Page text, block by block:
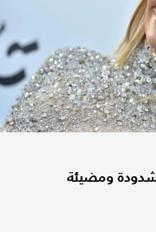
ومضيئة